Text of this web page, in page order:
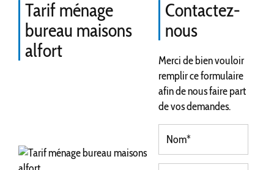
Tarif ménage
bureau maisons
alfort
Contactez-
nous
Merci de bien vouloir
remplir ce formulaire
afin de nous faire part
de vos demandes.